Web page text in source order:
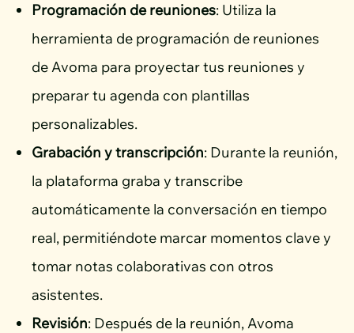
Programación de reuniones: Utiliza la
herramienta de programación de reuniones
de Avoma para proyectar tus reuniones y
preparar tu agenda con plantillas
personalizables.
Grabación y transcripción: Durante la reunión,
la plataforma graba y transcribe
automáticamente la conversación en tiempo
real, permitiéndote marcar momentos clave y
tomar notas colaborativas con otros
asistentes.
Revisión: Después de la reunión, Avoma